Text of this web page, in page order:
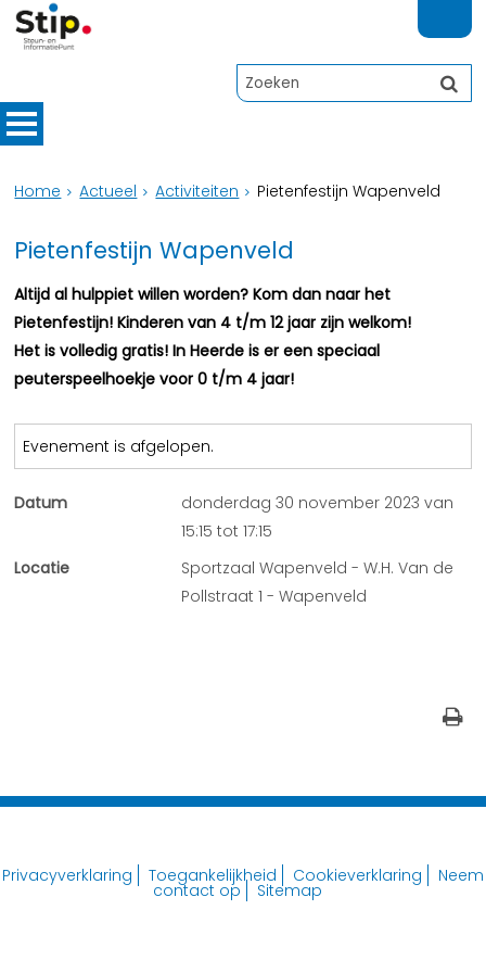
Home Actueel Activiteiten Pietenfestijn Wapenveld
Pietenfestijn Wapenveld
Altijd al hulppiet willen worden? Kom dan naar het
Pietenfestijn! Kinderen van 4 t/m 12 jaar zijn welkom!
Het is volledig gratis! In Heerde is er een speciaal
peuterspeelhoekje voor 0 t/m 4 jaar!
Evenement is afgelopen.
Datum
donderdag 30 november 2023 van
15:15 tot 17:15
Locatie
Sportzaal Wapenveld - W.H. Van de
Pollstraat 1 - Wapenveld
Privacyverklaring Toegankelijkheid Cookieverklaring Neem
contact op Sitemap